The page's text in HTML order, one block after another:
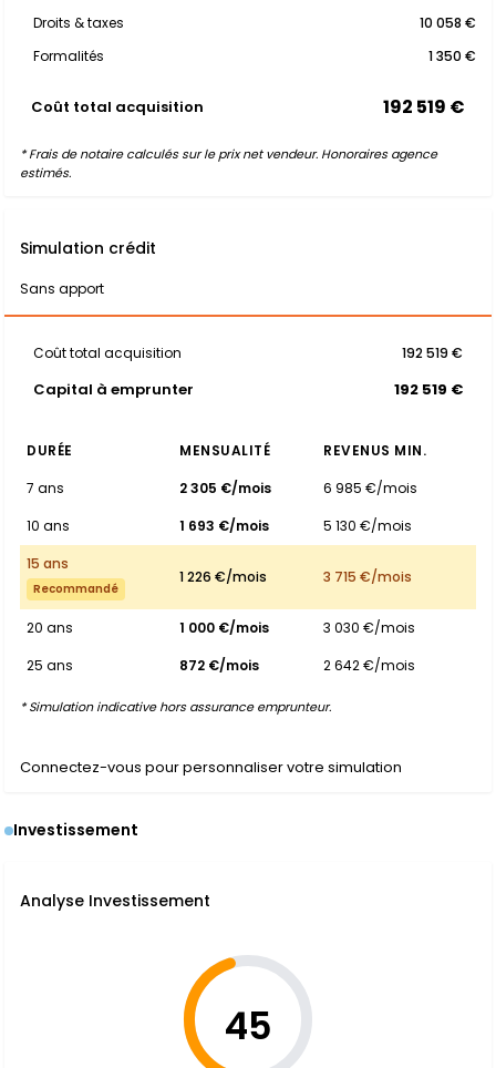
Droits & taxes
10 058 €
Formalités
1 350 €
Coût total acquisition 192 519 €
* Frais de notaire calculés sur le prix net vendeur. Honoraires agence
estimés.
Simulation crédit
Sans apport
Coût total acquisition 192 519 €
Capital à emprunter 192 519 €
DURÉE MENSUALITÉ
REVENUS MIN.
7 ans
2 305 €/mois
6 985 €/mois
10 ans
1 693 €/mois
5 130 €/mois
15 ans
Recommandé
1 226 €/mois 3 715 €/mois
20 ans 1 000 €/mois
3 030 €/mois
25 ans
872 €/mois 2 642 €/mois
* Simulation indicative hors assurance emprunteur.
Connectez-vous pour personnaliser votre simulation
Investissement
Analyse Investissement
45